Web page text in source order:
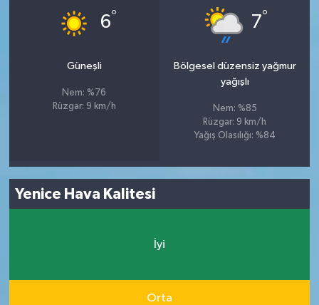
6°
Güneşli
Nem: %76
Rüzgar: 9 km/h
7°
Bölgesel düzensiz yağmur
yağışlı
Nem: %85
Rüzgar: 9 km/h
Yağış Olasılığı: %84
Yenice Hava Kalitesi
İyi
Orta